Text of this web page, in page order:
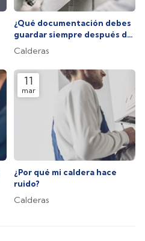
¿Qué documentación debes
guardar siempre después de
una reparación?
Calderas
11
mar
¿Por qué mi caldera hace
ruido?
Calderas